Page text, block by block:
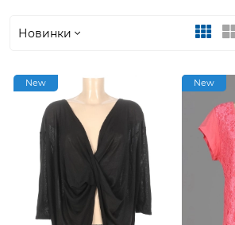
Новинки
Новинки
Дешевле
Дороже
New New